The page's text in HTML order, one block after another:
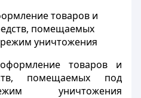
товаров и
помещаемых
уничтожения
товаров и
помещаемых под
уничтожения